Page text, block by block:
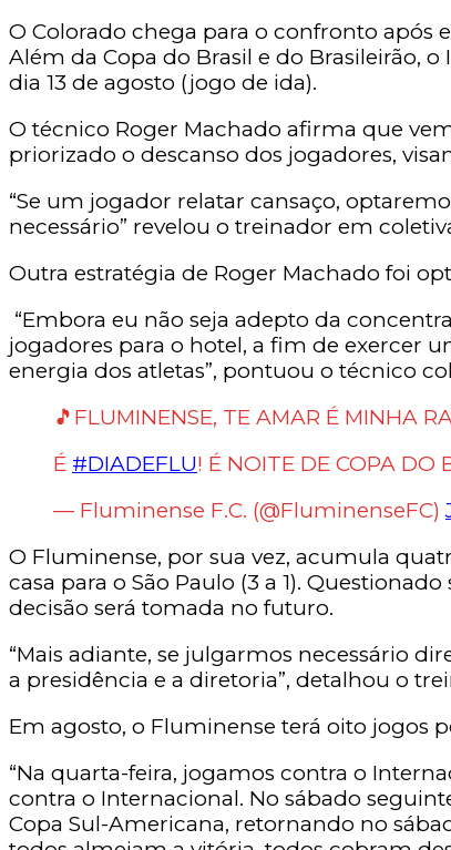
O Colorado chega para o confronto após
Além da Copa do Brasil e do Brasileirão,
dia 13 de agosto (jogo de ida).
O técnico Roger Machado afirma que
priorizado o descanso dos jogadores,
“Se um jogador relatar cansaço,
necessário” revelou o treinador em
Outra estratégia de Roger Machado foi
“Embora eu não seja adepto da
jogadores para o hotel, a fim de exercer
energia dos atletas”, pontuou o técnico
🎵FLUMINENSE, TE AMAR É MINHA
É #DIADEFLU! É NOITE DE COPA
— Fluminense F.C. (@FluminenseFC)
O Fluminense, por sua vez, acumula
casa para o São Paulo (3 a 1).
decisão será tomada no futuro.
“Mais adiante, se julgarmos necessário
a presidência e a diretoria”, detalhou o
Em agosto, o Fluminense terá oito jogos
“Na quarta-feira, jogamos contra o
contra o Internacional. No sábado
Copa Sul-Americana, retornando no